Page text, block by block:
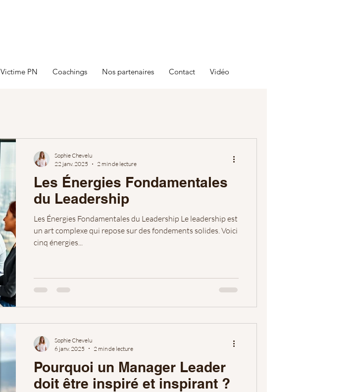
Victime PN Coachings Nos partenaires Contact Vidéo
Les Énergies Fondamentales
du Leadership
Les Énergies Fondamentales du Leadership Le leadership est
un art complexe qui repose sur des fondements solides. Voici
cinq énergies...
Sophie Chevelu
22 janv. 2025
2 min de lecture
Pourquoi un Manager Leader
doit être inspiré et inspirant ?
Sophie Chevelu
6 janv. 2025
2 min de lecture